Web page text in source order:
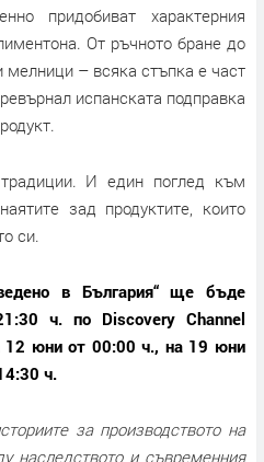
придобиват характерния
От ръчното бране до
– всяка стъпка е част
испанската подправка
И един поглед към
зад продуктите, които
си.
в България“ ще бъде
ч. по Discovery Channel
12 юни от 00:00 ч., на 19 юни
ч.
за производството на
наследството и съвременния